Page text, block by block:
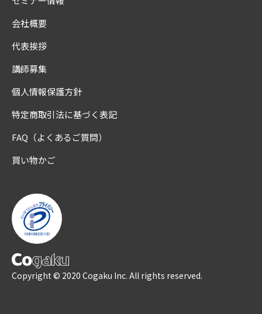
会社概要
代表挨拶
講師募集
個人情報保護方針
特定商取引法に基づく表記
FAQ（よくあるご質問）
買い物かご
Copyright © 2020 Cogaku Inc. All rights reserved.